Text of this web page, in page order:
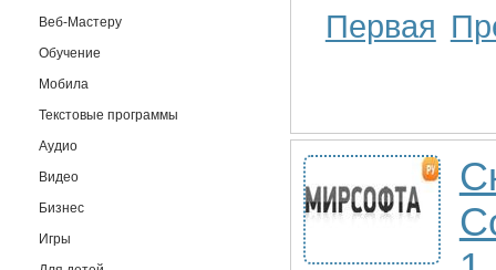
Веб-Мастеру
Обучение
Мобила
Текстовые программы
Аудио
Видео
Бизнес
Игры
Первая